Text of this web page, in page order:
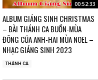
00:52:33
ALBUM GIÁNG SINH CHRISTMAS
– BÀI THÁNH CA BUỒN-MÙA
ĐÔNG CỦA ANH-HAI MÙA NOEL –
NHẠC GIÁNG SINH 2023
THÁNH CA